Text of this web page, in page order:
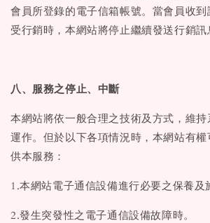
會員所登錄的電子信箱帳號。當會員收
受行銷時，本網站將停止繼續發送行銷訊
八、服務之停止、中斷
本網站將依一般合理之技術及方式，維
運作。但於以下各項情況時，本網站有
供本服務：
1.本網站電子通信設備進行必要之保養及
2.發生突發性之電子通信設備故障時。